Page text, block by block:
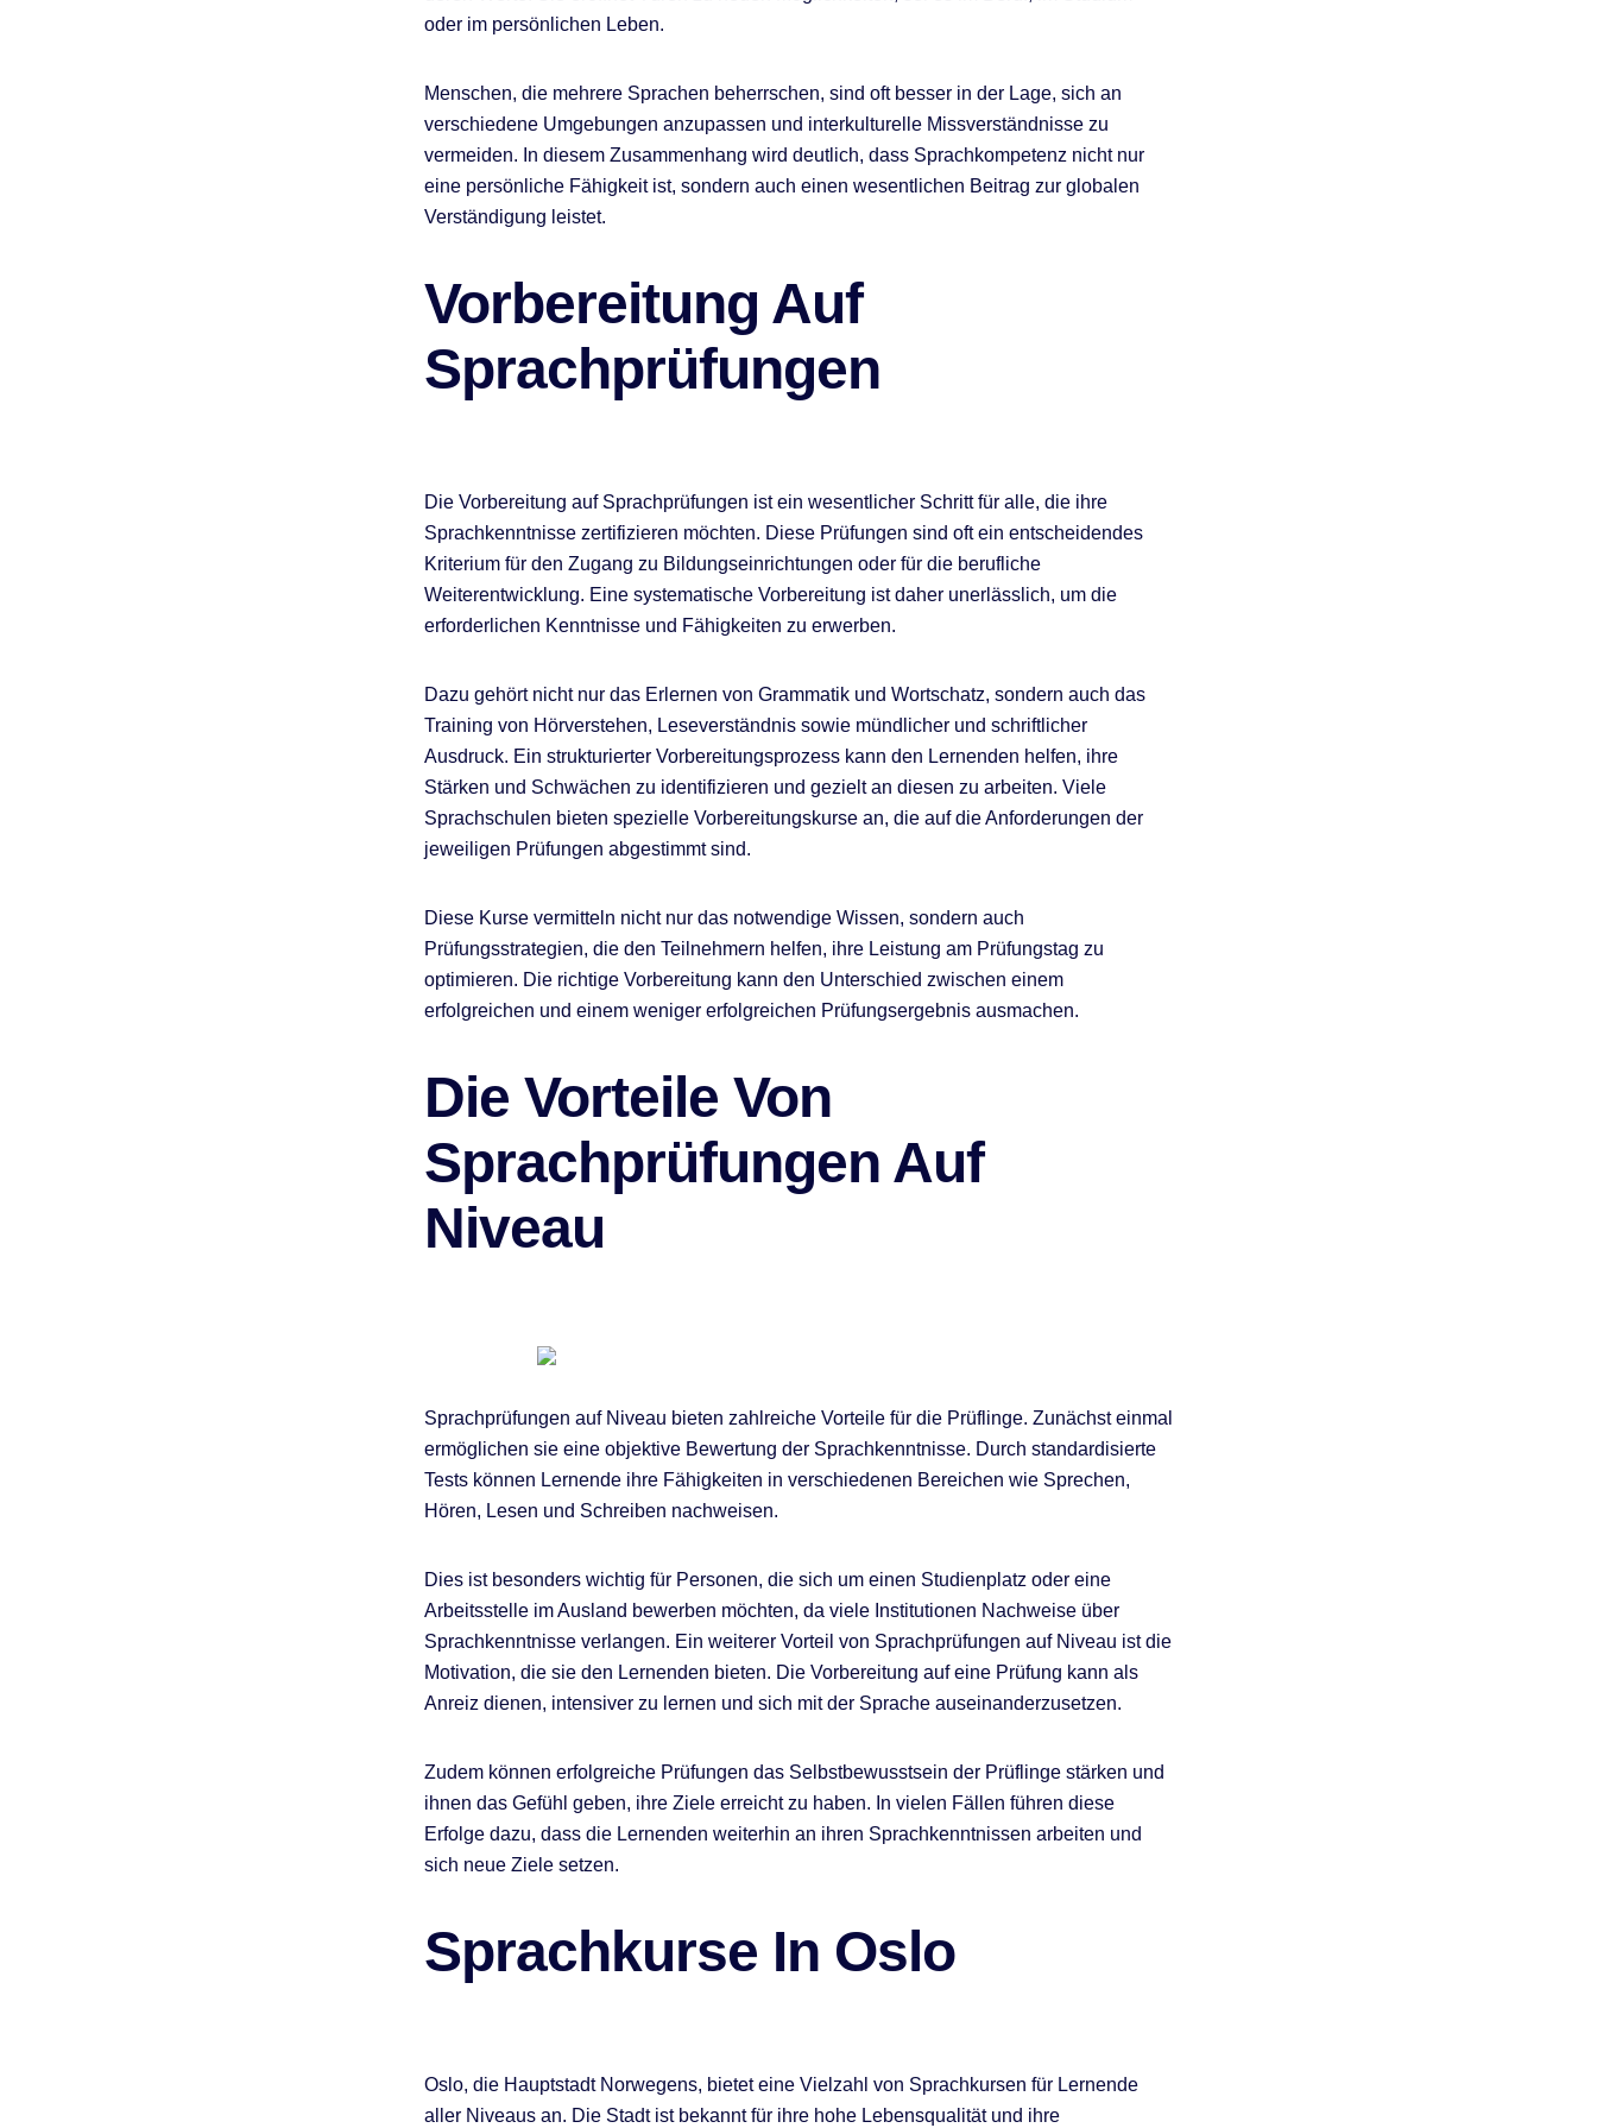
oder im persönlichen Leben.
Menschen, die mehrere Sprachen beherrschen, sind oft besser in der Lage, sich an
verschiedene Umgebungen anzupassen und interkulturelle Missverständnisse zu
vermeiden. In diesem Zusammenhang wird deutlich, dass Sprachkompetenz nicht nur
eine persönliche Fähigkeit ist, sondern auch einen wesentlichen Beitrag zur globalen
Verständigung leistet.
Vorbereitung Auf
Sprachprüfungen
Die Vorbereitung auf Sprachprüfungen ist ein wesentlicher Schritt für alle, die ihre
Sprachkenntnisse zertifizieren möchten. Diese Prüfungen sind oft ein entscheidendes
Kriterium für den Zugang zu Bildungseinrichtungen oder für die berufliche
Weiterentwicklung. Eine systematische Vorbereitung ist daher unerlässlich, um die
erforderlichen Kenntnisse und Fähigkeiten zu erwerben.
Dazu gehört nicht nur das Erlernen von Grammatik und Wortschatz, sondern auch das
Training von Hörverstehen, Leseverständnis sowie mündlicher und schriftlicher
Ausdruck. Ein strukturierter Vorbereitungsprozess kann den Lernenden helfen, ihre
Stärken und Schwächen zu identifizieren und gezielt an diesen zu arbeiten. Viele
Sprachschulen bieten spezielle Vorbereitungskurse an, die auf die Anforderungen der
jeweiligen Prüfungen abgestimmt sind.
Diese Kurse vermitteln nicht nur das notwendige Wissen, sondern auch
Prüfungsstrategien, die den Teilnehmern helfen, ihre Leistung am Prüfungstag zu
optimieren. Die richtige Vorbereitung kann den Unterschied zwischen einem
erfolgreichen und einem weniger erfolgreichen Prüfungsergebnis ausmachen.
Die Vorteile Von
Sprachprüfungen Auf
Niveau
Sprachprüfungen auf Niveau bieten zahlreiche Vorteile für die Prüflinge. Zunächst einmal
ermöglichen sie eine objektive Bewertung der Sprachkenntnisse. Durch standardisierte
Tests können Lernende ihre Fähigkeiten in verschiedenen Bereichen wie Sprechen,
Hören, Lesen und Schreiben nachweisen.
Dies ist besonders wichtig für Personen, die sich um einen Studienplatz oder eine
Arbeitsstelle im Ausland bewerben möchten, da viele Institutionen Nachweise über
Sprachkenntnisse verlangen. Ein weiterer Vorteil von Sprachprüfungen auf Niveau ist die
Motivation, die sie den Lernenden bieten. Die Vorbereitung auf eine Prüfung kann als
Anreiz dienen, intensiver zu lernen und sich mit der Sprache auseinanderzusetzen.
Zudem können erfolgreiche Prüfungen das Selbstbewusstsein der Prüflinge stärken und
ihnen das Gefühl geben, ihre Ziele erreicht zu haben. In vielen Fällen führen diese
Erfolge dazu, dass die Lernenden weiterhin an ihren Sprachkenntnissen arbeiten und
sich neue Ziele setzen.
Sprachkurse In Oslo
Oslo, die Hauptstadt Norwegens, bietet eine Vielzahl von Sprachkursen für Lernende
aller Niveaus an. Die Stadt ist bekannt für ihre hohe Lebensqualität und ihre